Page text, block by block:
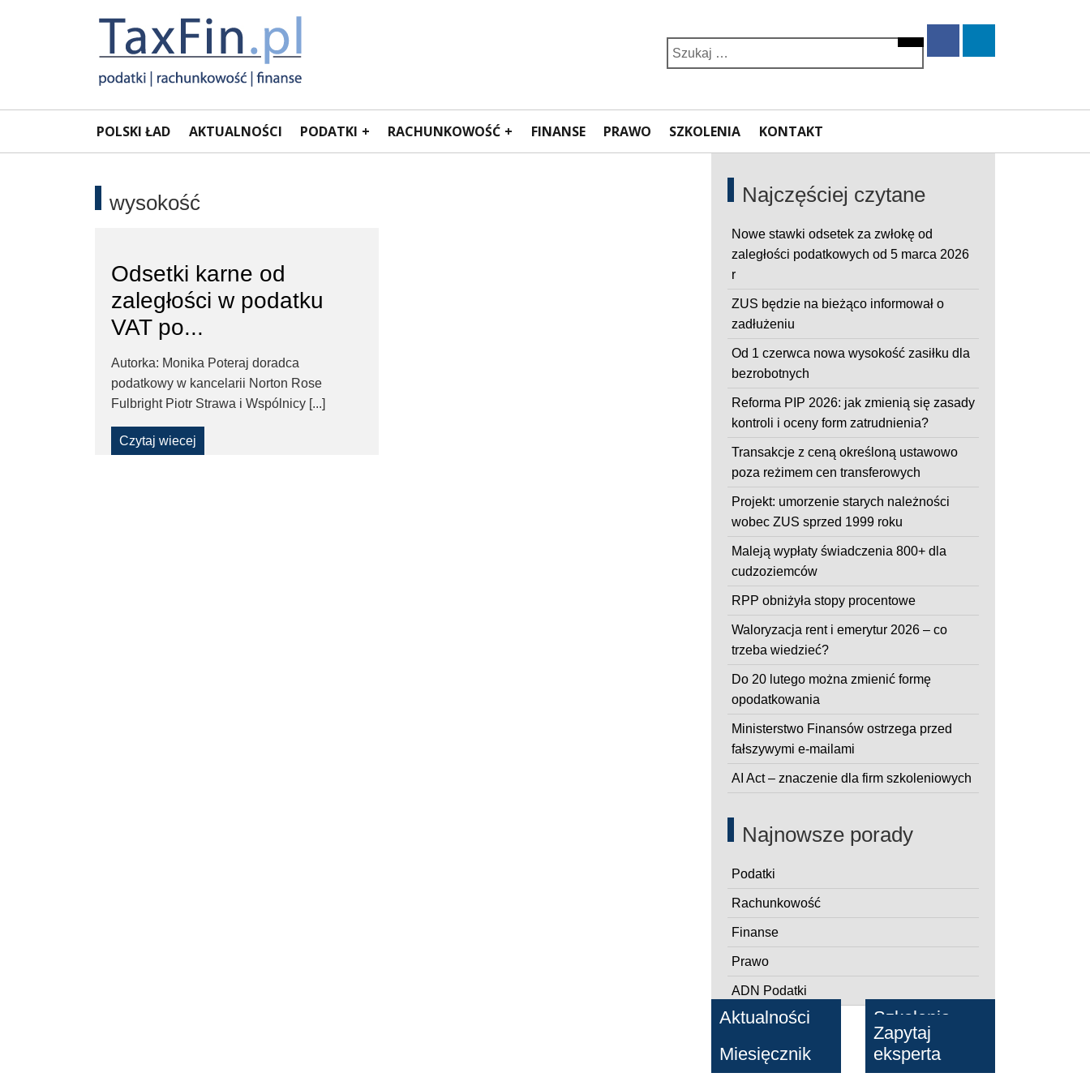
Rachunkowość,
VAT,
NSA
WSA
–
Taxfin.pl
Portal
dla
księgowych
Search
for:
POLSKI ŁAD AKTUALNOŚCI PODATKI RACHUNKOWOŚĆ FINANSE PRAWO SZKOLENIA KONTAKT
wysokość
Odsetki karne od
zaległości w podatku
VAT po...
Autorka: Monika Poteraj doradca
podatkowy w kancelarii Norton Rose
Fulbright Piotr Strawa i Wspólnicy [...]
Czytaj wiecej
Najczęściej czytane
Nowe stawki odsetek za zwłokę od
zaległości podatkowych od 5 marca 2026
r
ZUS będzie na bieżąco informował o
zadłużeniu
Od 1 czerwca nowa wysokość zasiłku dla
bezrobotnych
Reforma PIP 2026: jak zmienią się zasady
kontroli i oceny form zatrudnienia?
Transakcje z ceną określoną ustawowo
poza reżimem cen transferowych
Projekt: umorzenie starych należności
wobec ZUS sprzed 1999 roku
Maleją wypłaty świadczenia 800+ dla
cudzoziemców
RPP obniżyła stopy procentowe
Waloryzacja rent i emerytur 2026 – co
trzeba wiedzieć?
Do 20 lutego można zmienić formę
opodatkowania
Ministerstwo Finansów ostrzega przed
fałszywymi e-mailami
AI Act – znaczenie dla firm szkoleniowych
Najnowsze porady
Podatki
Rachunkowość
Finanse
Prawo
ADN Podatki
Aktualności
Szkolenia
Miesięcznik
Zapytaj
eksperta